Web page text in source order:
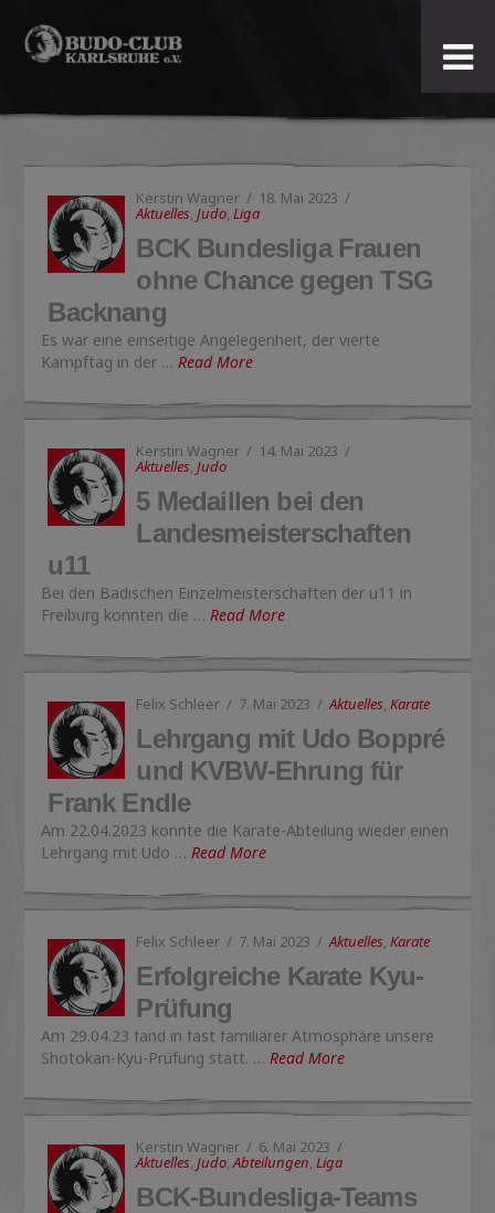
Budo-
Club
Karlsruhe
e.V.
Kerstin Wagner 18. Mai 2023
Aktuelles,Judo,Liga
BCK Bundesliga Frauen
ohne Chance gegen TSG
Backnang
Es war eine einseitige Angelegenheit, der vierte
Kampftag in der …Read More
Kerstin Wagner 14. Mai 2023
Aktuelles,Judo
5 Medaillen bei den
Landesmeisterschaften
u11
Bei den Badischen Einzelmeisterschaften der u11 in
Freiburg konnten die …Read More
Felix Schleer 7. Mai 2023 Aktuelles, Karate
Lehrgang mit Udo Boppré
und KVBW-Ehrung für
Frank Endle
Am 22.04.2023 konnte die Karate-Abteilung wieder einen
Lehrgang mit Udo …Read More
Felix Schleer 7. Mai 2023 Aktuelles, Karate
Erfolgreiche Karate Kyu-
Prüfung
Am 29.04.23 fand in fast familiärer Atmosphäre unsere
Shotokan-Kyu-Prüfung statt. …Read More
Kerstin Wagner 6. Mai 2023
Aktuelles,Judo,Abteilungen,Liga
BCK-Bundesliga-Teams